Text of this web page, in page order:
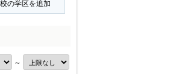
～